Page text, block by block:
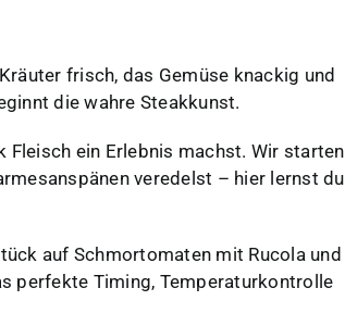
frisch, das Gemüse knackig und
die wahre Steakkunst.
Fleisch ein Erlebnis machst. Wir starten
veredelst – hier lernst du
auf Schmortomaten mit Rucola und
perfekte Timing, Temperaturkontrolle